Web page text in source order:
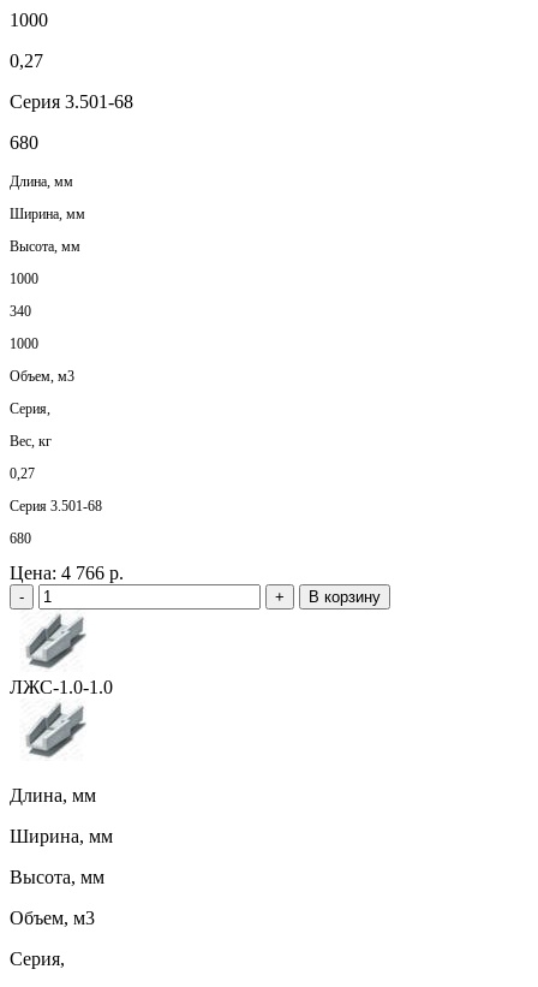
1000
0,27
Серия 3.501-68
680
Длина, мм
Ширина, мм
Высота, мм
1000
340
1000
Объем, м3
Серия,
Вес, кг
0,27
Серия 3.501-68
680
Цена: 4 766 р.
- + В корзину
ЛЖС-1.0-1.0
Длина, мм
Ширина, мм
Высота, мм
Объем, м3
Серия,